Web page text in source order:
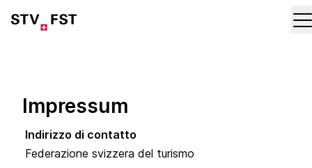
Impressum
Indirizzo di contatto
Federazione svizzera del turismo